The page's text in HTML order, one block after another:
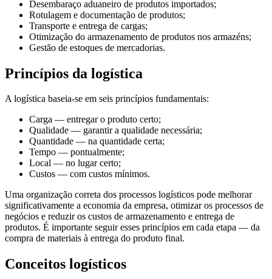
Desembaraço aduaneiro de produtos importados;
Rotulagem e documentação de produtos;
Transporte e entrega de cargas;
Otimização do armazenamento de produtos nos armazéns;
Gestão de estoques de mercadorias.
Princípios da logística
A logística baseia-se em seis princípios fundamentais:
Carga — entregar o produto certo;
Qualidade — garantir a qualidade necessária;
Quantidade — na quantidade certa;
Tempo — pontualmente;
Local — no lugar certo;
Custos — com custos mínimos.
Uma organização correta dos processos logísticos pode melhorar
significativamente a economia da empresa, otimizar os processos de
negócios e reduzir os custos de armazenamento e entrega de
produtos. É importante seguir esses princípios em cada etapa — da
compra de materiais à entrega do produto final.
Conceitos logísticos